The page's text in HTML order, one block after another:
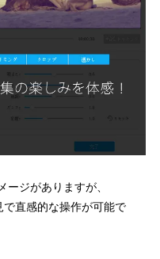
ジがありますが、
直感的な操作が可能で